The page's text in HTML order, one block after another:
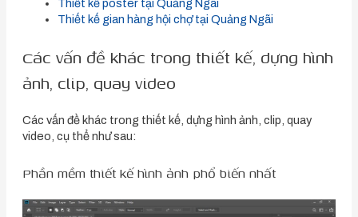
Thiết kế poster tại Quảng Ngãi
Thiết kế gian hàng hội chợ tại Quảng Ngãi
Các vấn đề khác trong thiết kế, dựng hình
ảnh, clip, quay video
Các vấn đề khác trong thiết kế, dựng hình ảnh, clip, quay
video, cụ thể như sau:
Phần mềm thiết kế hình ảnh phổ biến nhất